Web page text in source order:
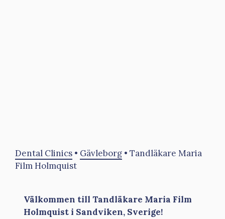
Dental Clinics • Gävleborg • Tandläkare Maria
Film Holmquist
Välkommen till Tandläkare Maria Film
Holmquist i Sandviken, Sverige!